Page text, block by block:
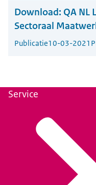
Download: QA NL
Sectoraal
Publicatie10-03-2021
Service